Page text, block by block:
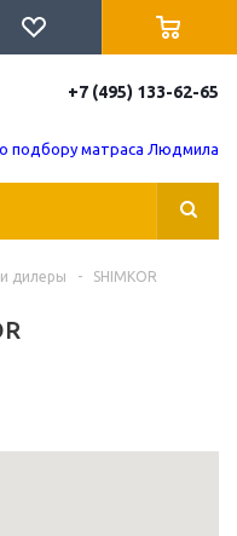
+7 (495) 133-62-65
подбору матраса Людмила
дилеры - SHIMKOR